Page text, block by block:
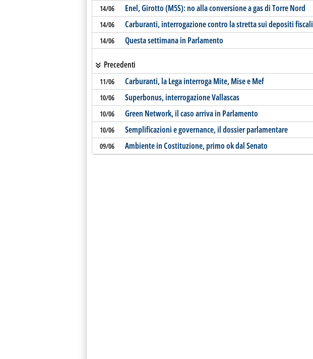
14/06 Enel, Girotto (M5S): no alla conversione a gas di Torre Nord
14/06 Carburanti, interrogazione contro la stretta sui depositi fiscali
14/06 Questa settimana in Parlamento
Precedenti
11/06 Carburanti, la Lega interroga Mite, Mise e Mef
10/06 Superbonus, interrogazione Vallascas
10/06 Green Network, il caso arriva in Parlamento
10/06 Semplificazioni e governance, il dossier parlamentare
09/06 Ambiente in Costituzione, primo ok dal Senato